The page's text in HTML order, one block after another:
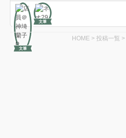
文筆
文筆
HOME > 投稿一覧 >